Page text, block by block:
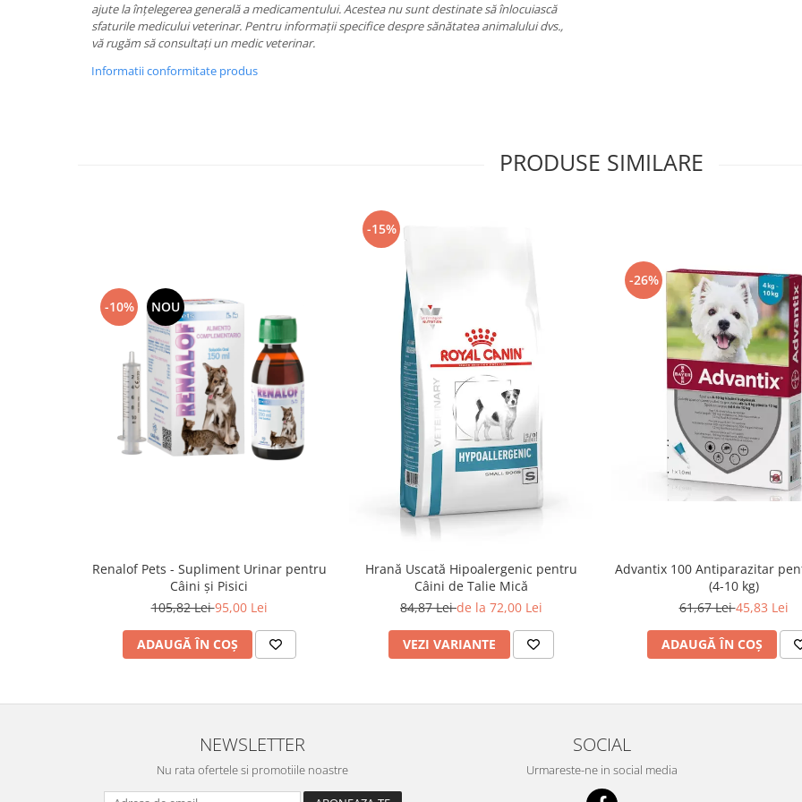
ajute la înțelegerea generală a medicamentului. Acestea nu sunt destinate să înlocuiască
sfaturile medicului veterinar. Pentru informații specifice despre sănătatea animalului dvs.,
vă rugăm să consultați un medic veterinar.
Informatii conformitate produs
PRODUSE SIMILARE
-10% NOU
Renalof Pets - Supliment Urinar pentru
Câini și Pisici
105,82 Lei95,00 Lei
ADAUGĂ ÎN COȘ
-15%
Hrană Uscată Hipoalergenic pentru
Câini de Talie Mică
84,87 Leide la 72,00 Lei
VEZI VARIANTE
-26%
Advantix 100 Antiparazitar
(4-10 kg)
61,67 Lei45,83 Lei
ADAUGĂ ÎN COȘ
NEWSLETTER
Nu rata ofertele si promotiile noastre
SOCIAL
Urmareste-ne in social media